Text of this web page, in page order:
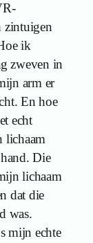
zintuigen
ik
zweven in
arm er
En hoe
echt
lichaam
Die
lichaam
dat die
was.
mijn echte